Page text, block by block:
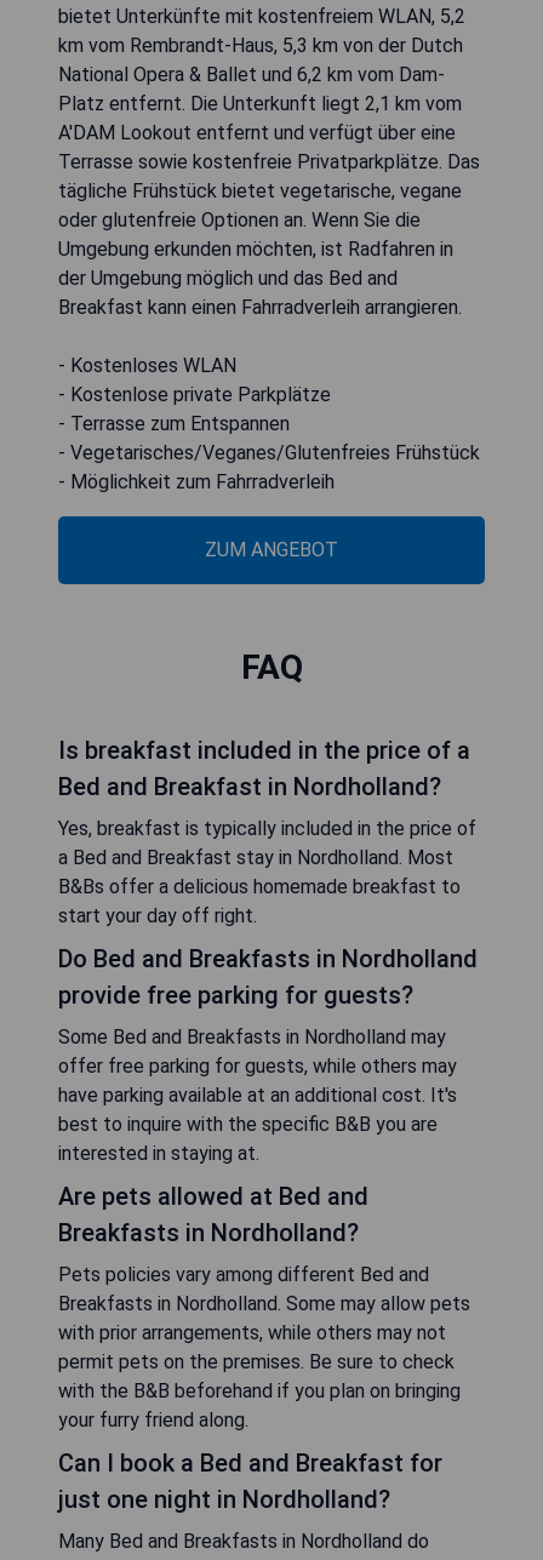
bietet Unterkünfte mit kostenfreiem WLAN, 5,2
km vom Rembrandt-Haus, 5,3 km von der Dutch
National Opera & Ballet und 6,2 km vom Dam-
Platz entfernt. Die Unterkunft liegt 2,1 km vom
A'DAM Lookout entfernt und verfügt über eine
Terrasse sowie kostenfreie Privatparkplätze. Das
tägliche Frühstück bietet vegetarische, vegane
oder glutenfreie Optionen an. Wenn Sie die
Umgebung erkunden möchten, ist Radfahren in
der Umgebung möglich und das Bed and
Breakfast kann einen Fahrradverleih arrangieren.
- Kostenloses WLAN
- Kostenlose private Parkplätze
- Terrasse zum Entspannen
- Vegetarisches/Veganes/Glutenfreies Frühstück
- Möglichkeit zum Fahrradverleih
ZUM ANGEBOT
FAQ
Is breakfast included in the price of a
Bed and Breakfast in Nordholland?
Yes, breakfast is typically included in the price of
a Bed and Breakfast stay in Nordholland. Most
B&Bs offer a delicious homemade breakfast to
start your day off right.
Do Bed and Breakfasts in Nordholland
provide free parking for guests?
Some Bed and Breakfasts in Nordholland may
offer free parking for guests, while others may
have parking available at an additional cost. It's
best to inquire with the specific B&B you are
interested in staying at.
Are pets allowed at Bed and
Breakfasts in Nordholland?
Pets policies vary among different Bed and
Breakfasts in Nordholland. Some may allow pets
with prior arrangements, while others may not
permit pets on the premises. Be sure to check
with the B&B beforehand if you plan on bringing
your furry friend along.
Can I book a Bed and Breakfast for
just one night in Nordholland?
Many Bed and Breakfasts in Nordholland do